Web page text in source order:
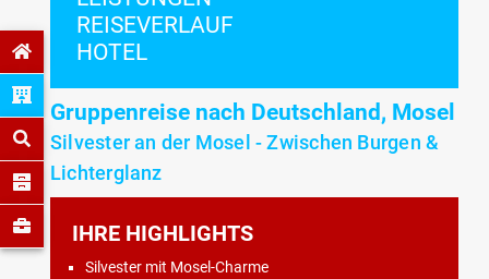
REISEVERLAUF
HOTEL
Gruppenreise nach Deutschland, Mosel
Silvester an der Mosel - Zwischen Burgen &
Lichterglanz
IHRE HIGHLIGHTS
Silvester mit Mosel-Charme